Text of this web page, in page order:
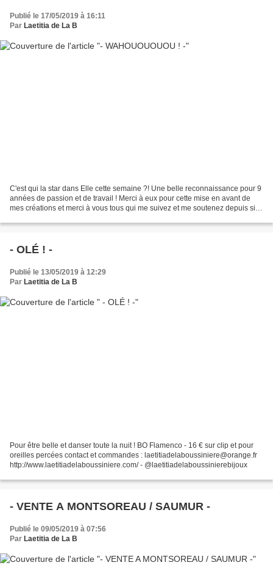
Publié le 17/05/2019 à 16:11
Par Laetitia de La B
C'est qui la star dans Elle cette semaine ?! Une belle reconnaissance pour 9
années de passion et de travail ! Merci à eux pour cette mise en avant de
mes créations et merci à vous tous qui me suivez et me soutenez depuis si
- OLÉ ! -
Publié le 13/05/2019 à 12:29
Par Laetitia de La B
Pour être belle et danser toute la nuit ! BO Flamenco - 16 € sur clip et pour
oreilles percées contact et commandes : laetitiadelaboussiniere@orange.fr
http://www.laetitiadelaboussiniere.com/ - @laetitiadelaboussinierebijoux
- VENTE A MONTSOREAU / SAUMUR -
Publié le 09/05/2019 à 07:56
Par Laetitia de La B